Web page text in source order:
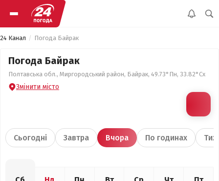
24 Канал Погода Байрак
Погода Байрак
Полтавська обл., Миргородський район, Байрак, 49.73°Пн, 33.82°Сх
Змінити місто
Сьогодні Завтра Вчора По годинах